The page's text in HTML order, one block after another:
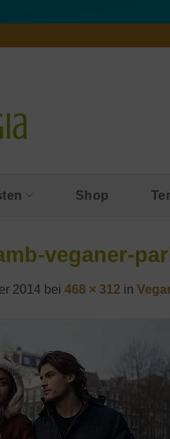
Shop
veganer-
2014 bei 468 × 312 in